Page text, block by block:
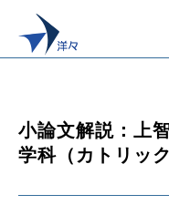
小論文解説：上
学科（カトリック